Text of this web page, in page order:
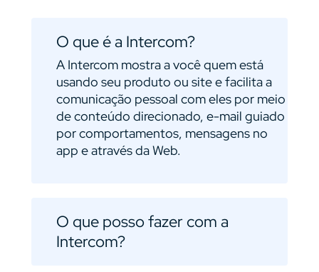
O que é a Intercom?
A Intercom mostra a você quem está
usando seu produto ou site e facilita a
comunicação pessoal com eles por meio
de conteúdo direcionado, e-mail guiado
por comportamentos, mensagens no
app e através da Web.
O que posso fazer com a
Intercom?